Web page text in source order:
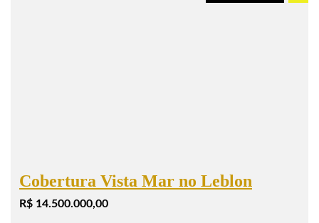
Cobertura Vista Mar no Leblon
R$ 14.500.000,00